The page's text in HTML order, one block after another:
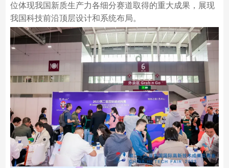
位体现我国新质生产力各细分赛道取得的重大成果，展现
我国科技前沿顶层设计和系统布局。